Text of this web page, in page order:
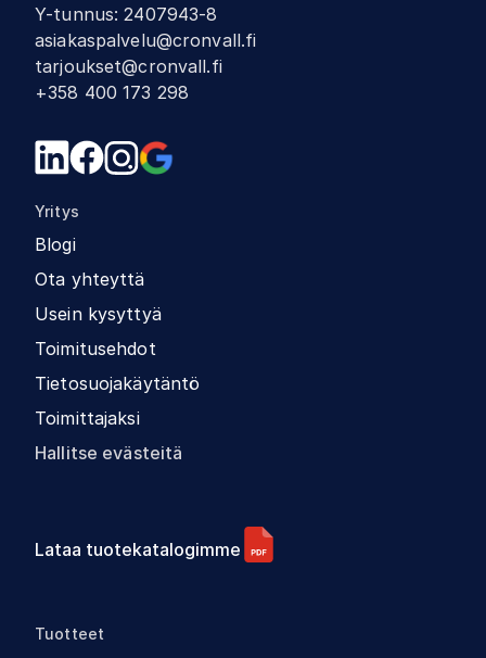
Y-tunnus:2407943-8
asiakaspalvelu@cronvall.fi
tarjoukset@cronvall.fi
+358 400 173 298
Yritys
Blogi
Ota yhteyttä
Usein kysyttyä
Toimitusehdot
Tietosuojakäytäntö
Toimittajaksi
Hallitse evästeitä
Lataa tuotekatalogimme
Tuotteet